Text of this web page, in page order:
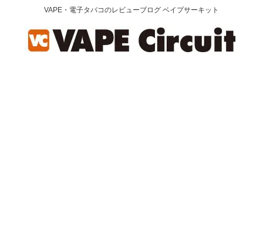
VAPE・電子タバコのレビューブログ ベイプサーキット